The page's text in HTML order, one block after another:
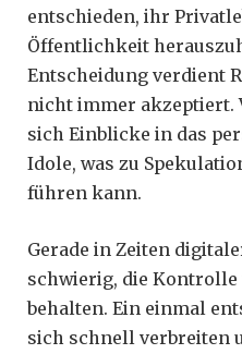
entschieden, ihr
Öffentlichkeit
Entscheidung verdient
nicht immer akzeptiert.
sich Einblicke in das
Idole, was zu
führen kann.
Gerade in Zeiten
schwierig, die
behalten. Ein einmal
sich schnell verbreiten